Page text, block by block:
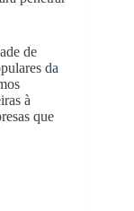
de
da
à
que